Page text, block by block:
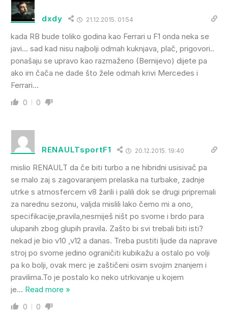
dxdy 21.12.2015. 01:54
kada RB bude toliko godina kao Ferrari u F1 onda neka se
javi… sad kad nisu najbolji odmah kuknjava, plač, prigovori..
ponašaju se upravo kao razmaženo (Bernijevo) dijete pa
ako im čača ne dade što žele odmah krivi Mercedes i
Ferrari…
0 0
RENAULTsportF1 20.12.2015. 19:40
mislio RENAULT da če biti turbo a ne hibridni usisivač pa
se malo zaj s zagovaranjem prelaska na turbake, zadnje
utrke s atmosfercem v8 žarili i palili dok se drugi pripremali
za narednu sezonu, valjda mislili lako čemo mi a ono,
specifikacije,pravila,nesmiješ ništ po svome i brdo para
ulupanih zbog glupih pravila. Zašto bi svi trebali biti isti?
nekad je bio v10 ,v12 a danas. Treba pustiti ljude da naprave
stroj po svome jedino ograničiti kubikažu a ostalo po volji
pa ko bolji, ovak merc je zaštičeni osim svojim znanjem i
pravilima.To je postalo ko neko utrkivanje u kojem
je… Read more »
0 0